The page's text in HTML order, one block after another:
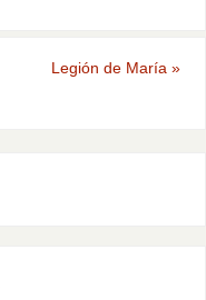
Legión de María»